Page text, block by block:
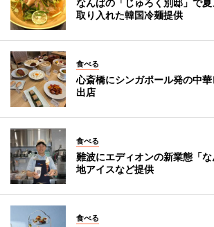
なんばの「じゅろく別邸」で
取り入れた韓国冷麺提供
食べる
心斎橋にシンガポール発の中
出店
食べる
難波にエディオンの新業態「
地アイスなど提供
食べる